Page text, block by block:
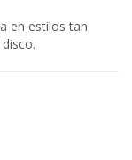
en estilos tan